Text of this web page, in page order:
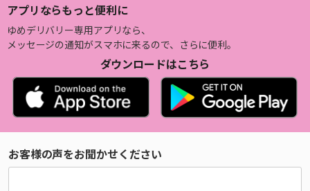
アプリならもっと便利に
ゆめデリバリー専用アプリなら、
メッセージの通知がスマホに来るので、さらに便利。
ダウンロードはこちら
お客様の声をお聞かせください